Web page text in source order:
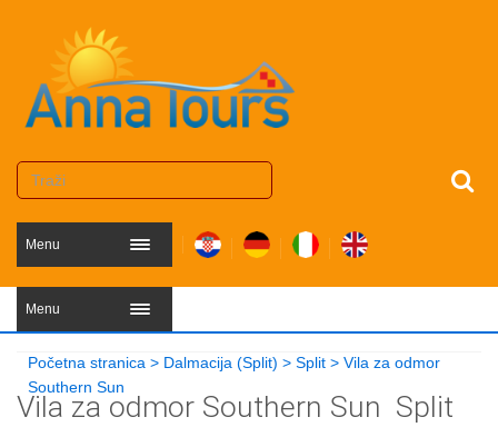
Menu
Menu
Početna stranica > Dalmacija (Split) > Split > Vila za odmor
Southern Sun
Vila za odmor Southern Sun Split